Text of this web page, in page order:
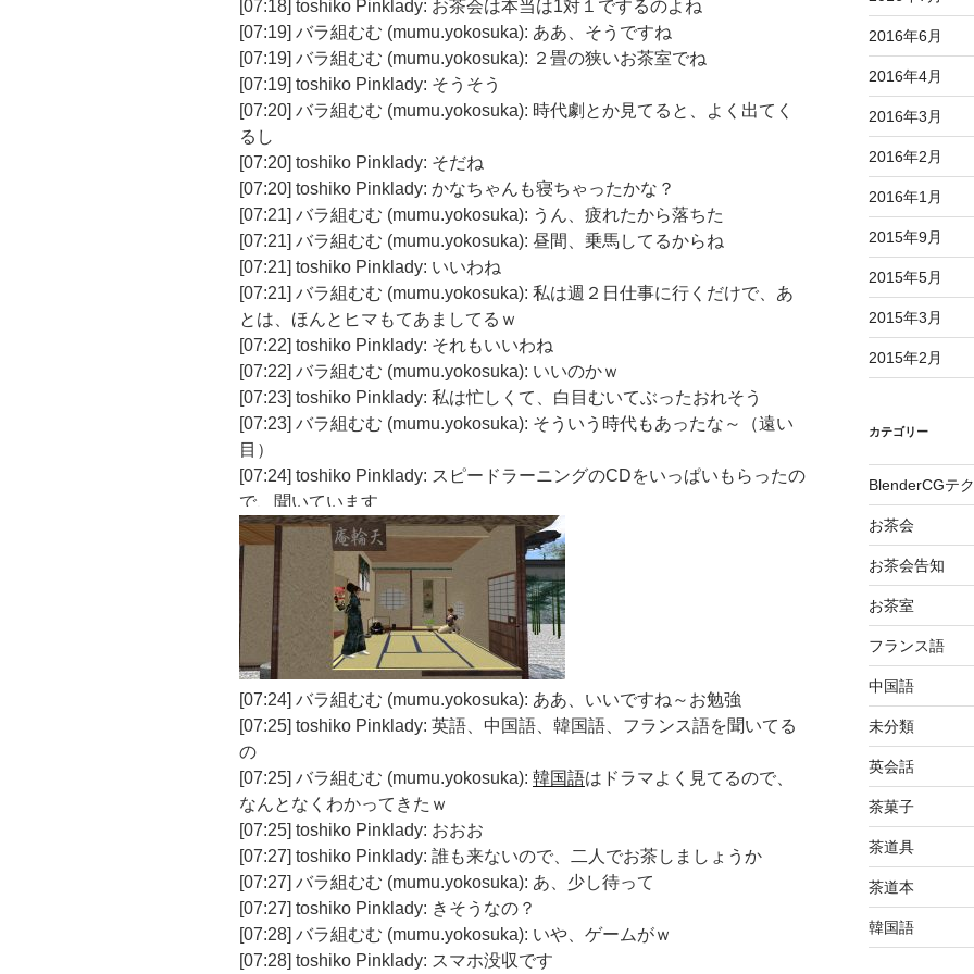
[07:18] toshiko Pinklady: お茶会は本当は1対１でするのよね
[07:19] バラ組むむ (mumu.yokosuka): ああ、そうですね
[07:19] バラ組むむ (mumu.yokosuka): ２畳の狭いお茶室でね
[07:19] toshiko Pinklady: そうそう
[07:20] バラ組むむ (mumu.yokosuka): 時代劇とか見てると、よく出てく
るし
[07:20] toshiko Pinklady: そだね
[07:20] toshiko Pinklady: かなちゃんも寝ちゃったかな？
[07:21] バラ組むむ (mumu.yokosuka): うん、疲れたから落ちた
[07:21] バラ組むむ (mumu.yokosuka): 昼間、乗馬してるからね
[07:21] toshiko Pinklady: いいわね
[07:21] バラ組むむ (mumu.yokosuka): 私は週２日仕事に行くだけで、あ
とは、ほんとヒマもてあましてるｗ
[07:22] toshiko Pinklady: それもいいわね
[07:22] バラ組むむ (mumu.yokosuka): いいのかｗ
[07:23] toshiko Pinklady: 私は忙しくて、白目むいてぶったおれそう
[07:23] バラ組むむ (mumu.yokosuka): そういう時代もあったな～（遠い
目）
[07:24] toshiko Pinklady: スピードラーニングのCDをいっぱいもらったの
で、聞いています
[07:24] バラ組むむ (mumu.yokosuka): ああ、いいですね～お勉強
[07:25] toshiko Pinklady: 英語、中国語、韓国語、フランス語を聞いてる
の
[07:25] バラ組むむ (mumu.yokosuka): 韓国語はドラマよく見てるので、
なんとなくわかってきたｗ
[07:25] toshiko Pinklady: おおお
[07:27] toshiko Pinklady: 誰も来ないので、二人でお茶しましょうか
[07:27] バラ組むむ (mumu.yokosuka): あ、少し待って
[07:27] toshiko Pinklady: きそうなの？
[07:28] バラ組むむ (mumu.yokosuka): いや、ゲームがｗ
[07:28] toshiko Pinklady: スマホ没収です
2016年6月
2016年4月
2016年3月
2016年2月
2016年1月
2015年9月
2015年5月
2015年3月
2015年2月
カテゴリー
BlenderCGテ
お茶会
お茶会告知
お茶室
フランス語
中国語
未分類
英会話
茶菓子
茶道具
茶道本
韓国語